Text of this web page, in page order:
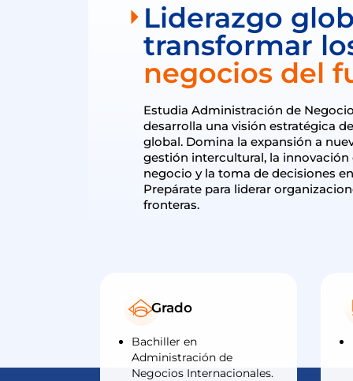
Liderazgo
transformar
negocios del
Estudia Administración de
desarrolla una visión estratégica
global. Domina la expansión a
gestión intercultural, la innovación
negocio y la toma de decisiones
Prepárate para liderar
fronteras.
Grado
Bachiller en
Administración de
Negocios Internacionales.